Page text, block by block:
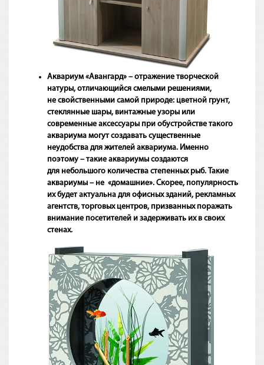
Аквариум «Авангард» – отражение творческой
натуры, отличающийся смелыми решениями,
не свойственными самой природе: цветной грунт,
стеклянные шары, винтажные узоры или
современные аксессуары при обустройстве такого
аквариума могут создавать существенные
неудобства для жителей аквариума. Именно
поэтому – такие аквариумы создаются
для небольшого количества степенных рыб. Такие
аквариумы – не «домашние». Скорее, популярность
их будет актуальна для офисных зданий, рекламных
агентств, торговых центров, призванных поражать
внимание посетителей и задерживать их в своих
стенах.